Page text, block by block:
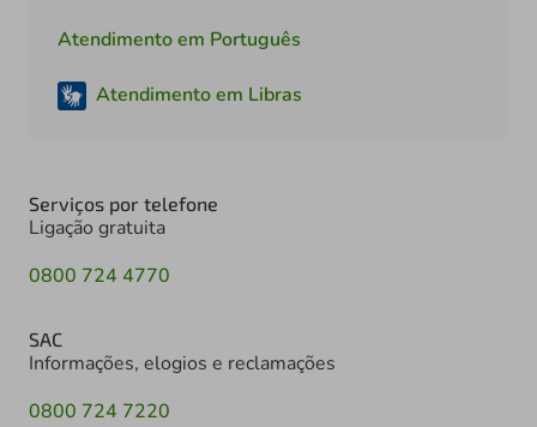
Atendimento em Português
Atendimento em Libras
Serviços por telefone
Ligação gratuita
0800 724 4770
SAC
Informações, elogios e reclamações
0800 724 7220